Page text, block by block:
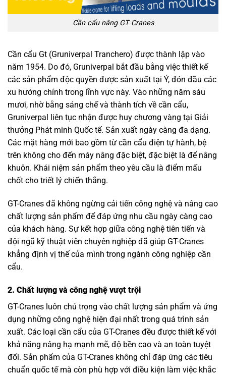
Cần cẩu nâng GT Cranes
Cần cẩu Gt (Gruniverpal Tranchero) được thành lập vào
năm 1954. Do đó, Gruniverpal bắt đầu bằng việc thiết kế
các sản phẩm độc quyền được sản xuất tại Ý, đón đầu các
xu hướng chính trong lĩnh vực này. Vào những năm sáu
mươi, nhờ bằng sáng chế và thành tích về cần cẩu,
Gruniverpal liên tục nhận được huy chương vàng tại Giải
thưởng Phát minh Quốc tế. Sản xuất ngày càng đa dạng.
Các mặt hàng mới bao gồm từ cần cẩu điện tự hành, bệ
trên không cho đến máy nâng đặc biệt, đặc biệt là để nâng
khuôn. Khái niệm sản phẩm theo yêu cầu là điểm mấu
chốt cho triết lý chiến thắng.
GT-Cranes đã không ngừng cải tiến công nghệ và nâng cao
chất lượng sản phẩm để đáp ứng nhu cầu ngày càng cao
của khách hàng. Sự kết hợp giữa công nghệ tiên tiến và
đội ngũ kỹ thuật viên chuyên nghiệp đã giúp GT-Cranes
khẳng định vị thế của mình trong ngành công nghiệp cần
cẩu.
2. Chất lượng và công nghệ vượt trội
GT-Cranes luôn chú trọng vào chất lượng sản phẩm và ứng
dụng những công nghệ hiện đại nhất trong quá trình sản
xuất. Các loại cần cẩu của GT-Cranes đều được thiết kế với
khả năng nâng hạ mạnh mẽ, độ bền cao và an toàn tuyệt
đối. Sản phẩm của GT-Cranes không chỉ đáp ứng các tiêu
chuẩn quốc tế mà còn phù hợp với điều kiện làm việc khắc